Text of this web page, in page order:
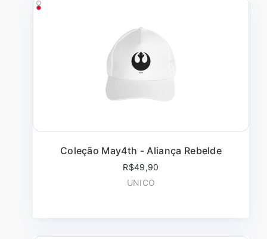
Coleção May4th - Aliança Rebelde
R$49,90
UNICO